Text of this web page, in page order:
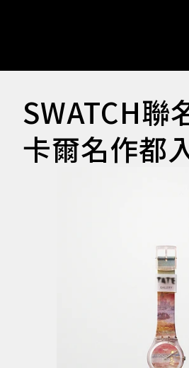
SWATCH聯
卡爾名作都